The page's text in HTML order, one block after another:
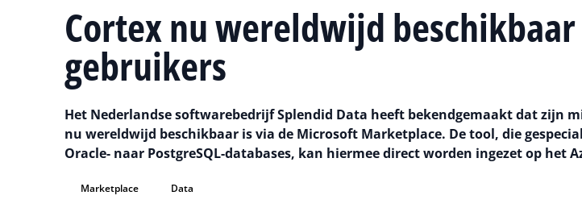
Cortex nu wereldwijd
gebruikers
Het Nederlandse softwarebedrijf Splendid Data heeft bekendgemaakt dat zijn
nu wereldwijd beschikbaar is via de Microsoft Marketplace. De tool, die
Oracle- naar PostgreSQL-databases, kan hiermee direct worden ingezet op het
Marketplace Data